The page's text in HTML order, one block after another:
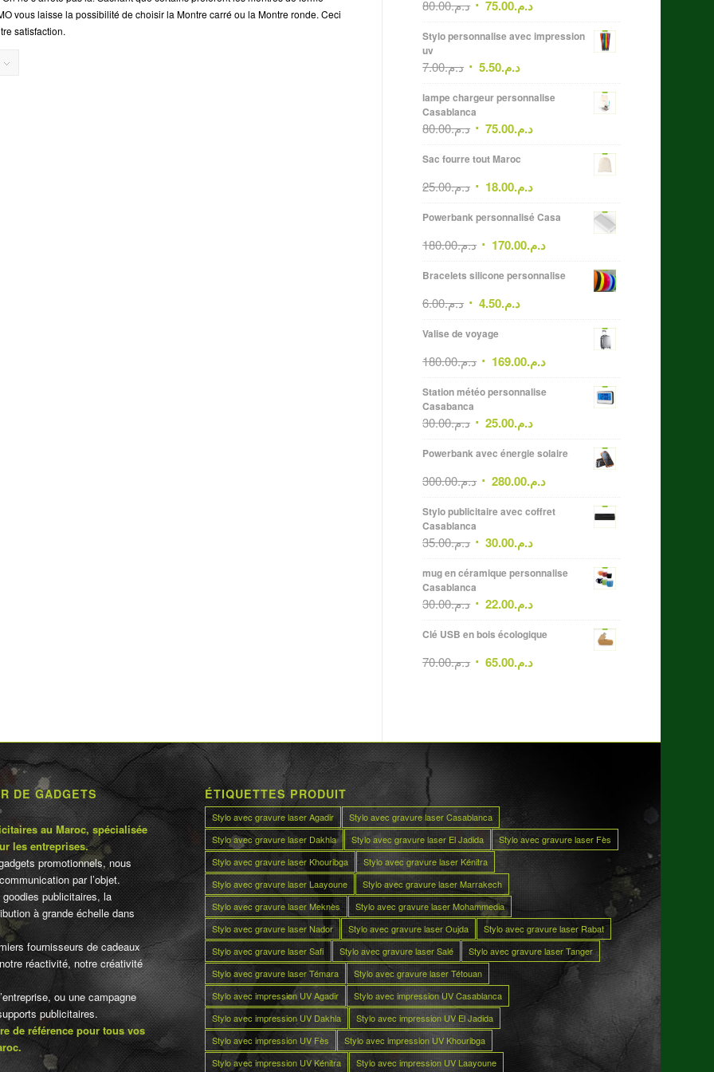
vous laisse la possibilité de choisir la Montre carré ou la Montre ronde. Ceci
satisfaction.
د.م.80.00 د.م.75.00
Stylo personnalise avec impression
uv
د.م.7.00 د.م.5.50
lampe chargeur personnalise
Casablanca
د.م.80.00 د.م.75.00
Sac fourre tout Maroc
د.م.25.00 د.م.18.00
Powerbank personnalisé Casa
د.م.180.00 د.م.170.00
Bracelets silicone personnalise
د.م.6.00 د.م.4.50
Valise de voyage
د.م.180.00 د.م.169.00
Station météo personnalise
Casabanca
د.م.30.00 د.م.25.00
Powerbank avec énergie solaire
د.م.300.00 د.م.280.00
Stylo publicitaire avec coffret
Casablanca
د.م.35.00 د.م.30.00
mug en céramique personnalise
Casablanca
د.م.30.00 د.م.22.00
Clé USB en bois écologique
د.م.70.00 د.م.65.00
DE GADGETS
au Maroc, spécialisée
les entreprises.
promotionnels, nous
par l’objet.
publicitaires, la
à grande échelle dans
fournisseurs de cadeaux
réactivité, notre créativité
ou une campagne
publicitaires.
de référence pour tous vos
ÉTIQUETTES PRODUIT
Stylo avec gravure laser Agadir
Stylo avec gravure laser Casablanca
Stylo avec gravure laser Dakhla
Stylo avec gravure laser El Jadida
Stylo avec gravure laser Fès
Stylo avec gravure laser Khouribga
Stylo avec gravure laser Kénitra
Stylo avec gravure laser Laayoune
Stylo avec gravure laser Marrakech
Stylo avec gravure laser Meknès
Stylo avec gravure laser Mohammedia
Stylo avec gravure laser Nador
Stylo avec gravure laser Oujda
Stylo avec gravure laser Rabat
Stylo avec gravure laser Safi
Stylo avec gravure laser Salé
Stylo avec gravure laser Tanger
Stylo avec gravure laser Témara
Stylo avec gravure laser Tétouan
Stylo avec impression UV Agadir
Stylo avec impression UV Casablanca
Stylo avec impression UV Dakhla
Stylo avec impression UV El Jadida
Stylo avec impression UV Fès
Stylo avec impression UV Khouribga
Stylo avec impression UV Kénitra
Stylo avec impression UV Laayoune